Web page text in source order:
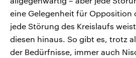
eine Gelegenheit für Opposition
jede Störung des Kreislaufs
diesen hinaus. So gibt es, trotz
der Bedürfnisse, immer auch